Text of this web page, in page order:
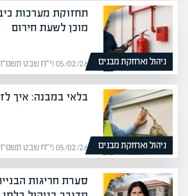
ניהול ואחזקת מבנים
תחזוקת מערכות
מוכן לשעת חירום
05/02/26 (י״ח שבט תשפ״ו) | מערכת אפיק
ניהול ואחזקת מבנים
בלאי במבנה: איך
05/02/26 (י״ח שבט תשפ״ו) | מערכת אפיק
סערת חריגות